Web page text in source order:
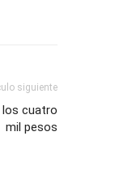
siguiente
los cuatro
mil pesos